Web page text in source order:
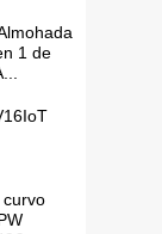
1 de
curvo